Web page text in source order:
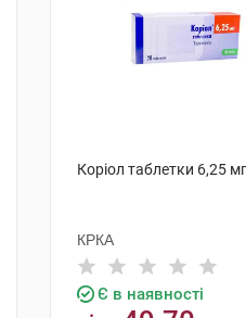
Коріол таблетки 6,25
КРКА
Є в наявності